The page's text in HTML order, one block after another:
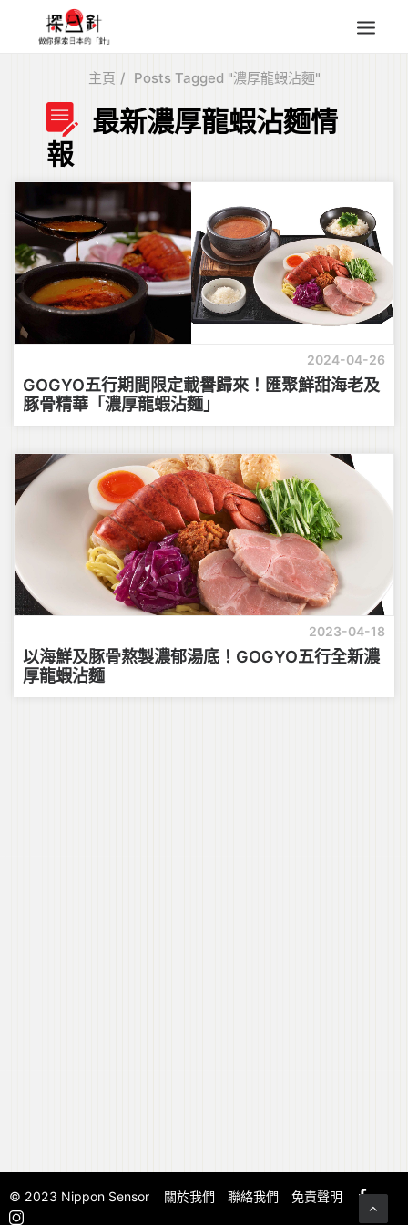
四國
中部
本地情報
東瀛特集
旅遊商品
Search
主頁 Posts Tagged "濃厚龍蝦沾麵"
最新濃厚龍蝦沾麵情
報
2024-04-26
GOGYO五行期間限定載譽歸來！匯聚鮮甜海老及
豚骨精華「濃厚龍蝦沾麵」
2023-04-18
以海鮮及豚骨熬製濃郁湯底！GOGYO五行全新濃
厚龍蝦沾麵
© 2023 Nippon Sensor 關於我們 聯絡我們 免責聲明